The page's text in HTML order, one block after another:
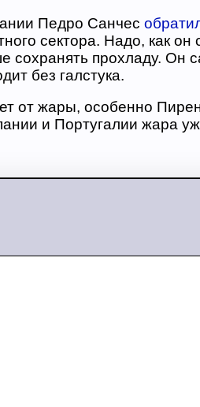
Педро Санчес
сектора. Надо, как он
сохранять прохладу. Он
без галстука.
от жары, особенно
и Португалии жара